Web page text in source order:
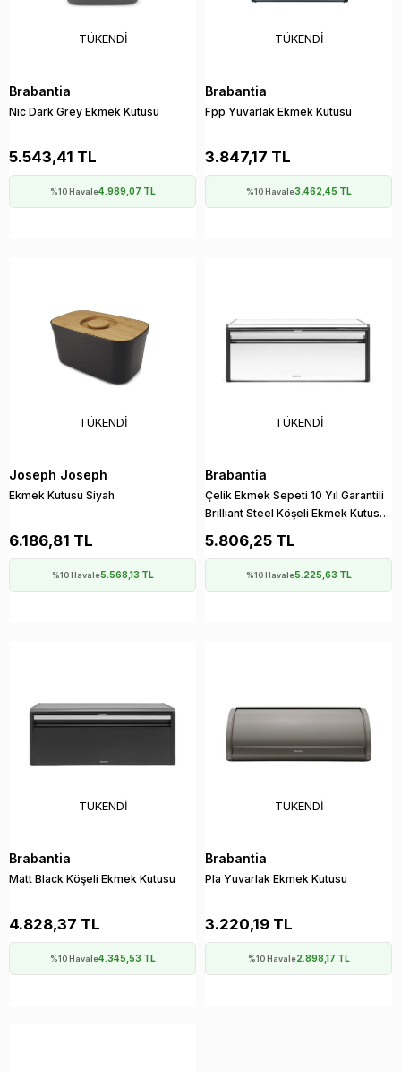
TÜKENDI
Brabantia
Nıc Dark Grey Ekmek Kutusu
5.543,41 TL
%10 Havale4.989,07 TL
TÜKENDI
Brabantia
Fpp Yuvarlak Ekmek Kutusu
3.847,17 TL
%10 Havale3.462,45 TL
TÜKENDI
Joseph Joseph
Ekmek Kutusu Siyah
6.186,81 TL
%10 Havale5.568,13 TL
TÜKENDI
Brabantia
Çelik Ekmek Sepeti 10 Yıl Garantili
Brıllıant Steel Köşeli Ekmek Kutusu(
5.806,25 TL
%10 Havale5.225,63 TL
TÜKENDI
Brabantia
Matt Black Köşeli Ekmek Kutusu
4.828,37 TL
%10 Havale4.345,53 TL
TÜKENDI
Brabantia
Pla Yuvarlak Ekmek Kutusu
3.220,19 TL
%10 Havale2.898,17 TL